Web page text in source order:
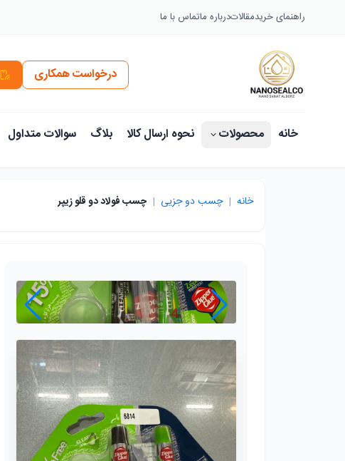
راهنمای خریدمقالاتدرباره ماتماس با ما
درخواست همکاری
خانه محصولات نحوه ارسال کالا بلاگ سوالات متداول
خانه | چسب دو جزیی | چسب فولاد دو قلو زیپر